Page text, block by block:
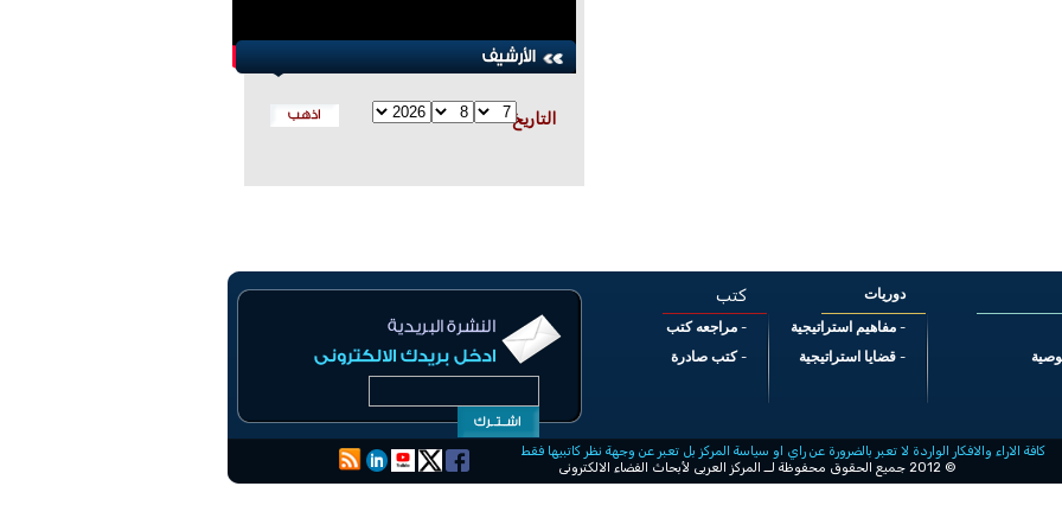
التاريخ
دوريات
- مفاهيم استراتيجية
- قضايا استراتيجية
كتب
- مراجعه كتب
-كتب صادرة
كافة الاراء والافكار الواردة لا تعبر بالضرورة عن راي او سياسة المركز بل تعبر عن وجهة نظر كاتبيها فقط
© 2012 جميع الحقوق محفوظة لــ المركز العربى لأبحاث الفضاء الالكترونى